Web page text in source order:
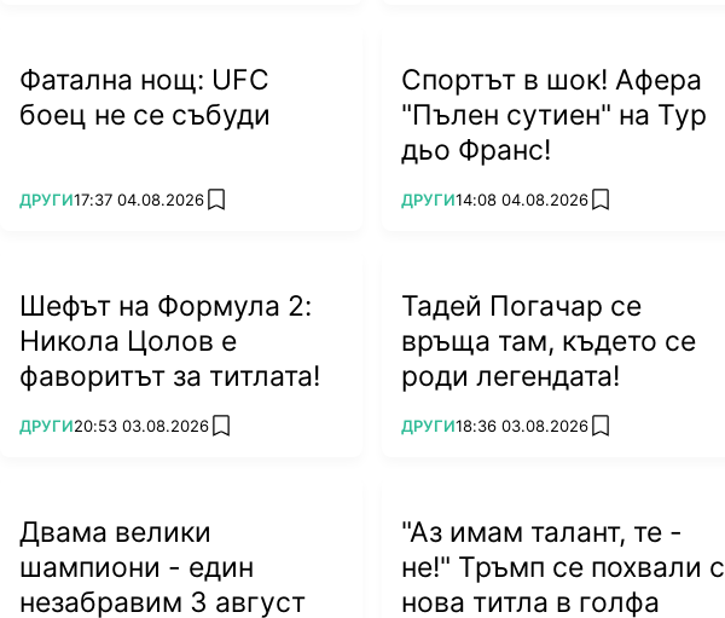
Фатална нощ: UFC
боец не се събуди
ПОВЕЧЕ ОТ
ДРУГИ17:37 04.08.2026 add favorites
Спортът в шок! Афера
"Пълен сутиен" на Тур
дьо Франс!
ПОВЕЧЕ ОТ
ДРУГИ14:08 04.08.2026 add favorites
Шефът на Формула 2:
Никола Цолов е
фаворитът за титлата!
ПОВЕЧЕ ОТ
ДРУГИ20:53 03.08.2026 add favorites
Тадей Погачар се
връща там, където се
роди легендата!
ПОВЕЧЕ ОТ
ДРУГИ18:36 03.08.2026 add favorites
Двама велики
шампиони - един
незабравим 3 август
"Аз имам талант, те -
не!" Тръмп се похвали с
нова титла в голфа